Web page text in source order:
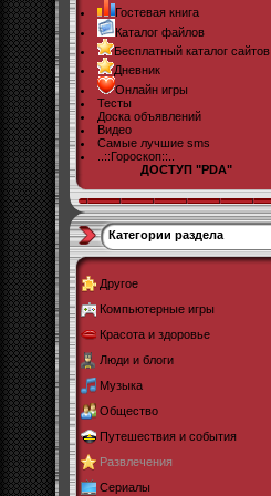
Гостевая книга
Каталог файлов
Бесплатный каталог сайтов
Дневник
Онлайн игры
Тесты
Доска объявлений
Видео
Самые лучшие sms
..::Гороскоп::..
ДОСТУП "PDA"
Категории раздела
Другое
Компьютерные игры
Красота и здоровье
Люди и блоги
Музыка
Общество
Путешествия и события
Развлечения
Сериалы